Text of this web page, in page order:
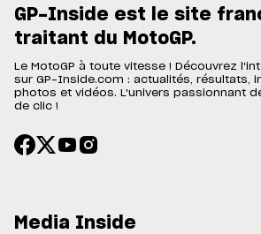
GP-Inside est le site
traitant du MotoGP.
Le MotoGP à toute vitesse ! Découvrez
sur GP-Inside.com : actualités, résultats,
photos et vidéos. L'univers passionnant
de clic !
Media Inside